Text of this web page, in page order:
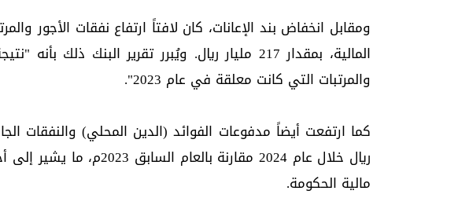
المالية، بمقدار 217 مليار ريال. ويُبرر تقرير البنك
والمرتبات التي كانت معلقة في عام 2023".
ريال خلال عام 2024 مقارنة
مالية الحكومة.